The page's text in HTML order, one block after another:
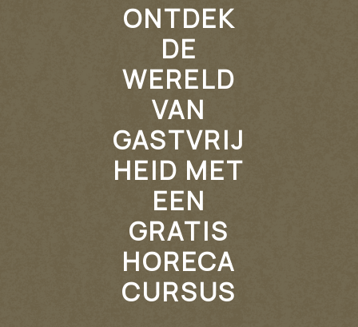
ONTDEK
DE
WERELD
VAN
GASTVRIJ
HEID MET
EEN
GRATIS
HORECA
CURSUS